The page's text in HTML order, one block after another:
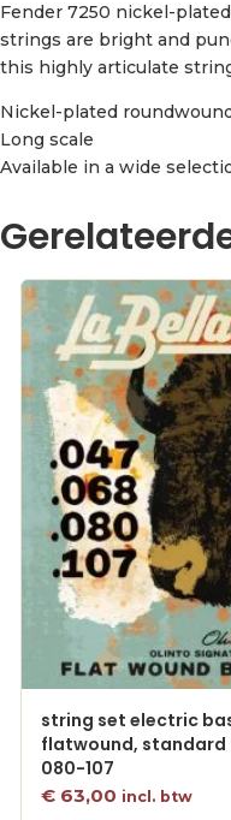
Fender 7250 nickel-
strings are bright and
this highly articulate
Nickel-plated
Long scale
Available in a wide
string set electric
flatwound,
080-107
€ 63,00 incl. btw